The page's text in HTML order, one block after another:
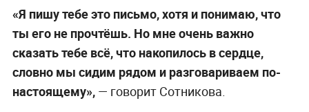
«Я пишу тебе это письмо, хотя и понимаю, что
ты его не прочтёшь. Но мне очень важно
сказать тебе всё, что накопилось в сердце,
словно мы сидим рядом и разговариваем по-
настоящему»,— говорит Сотникова.